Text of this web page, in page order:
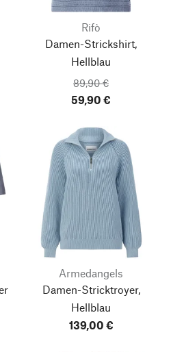
Rifò
Damen-Strickshirt,
Hellblau
89,90 €
59,90 €
Armedangels
Damen-Stricktroyer,
Hellblau
139,00 €